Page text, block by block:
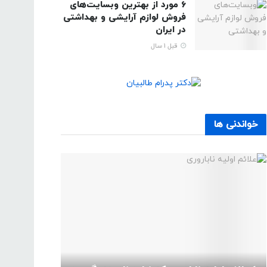
6 مورد از بهترین وبسایت‌های
فروش لوازم آرایشی و بهداشتی
در ایران
قبل 1 سال
خواندنی ها